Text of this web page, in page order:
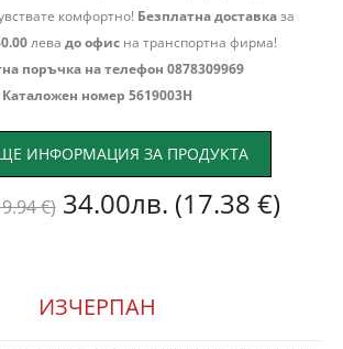
комфортно! Безплатна доставказа
лева до офис на транспортна фирма!
поръчка на телефон 0878309969
Каталожен номер 5619003Н
ИНФОРМАЦИЯ ЗА ПРОДУКТА
€) Original
was:
34.00лв. (17.38 €)
ИЗЧЕРПАН